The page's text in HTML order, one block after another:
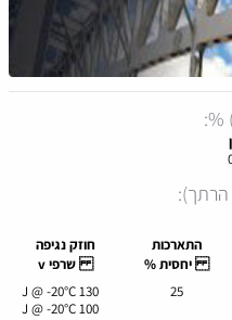
%:
הרתך):
התארכות
יחסית %
חוזק נגיפה
שרפי v
25